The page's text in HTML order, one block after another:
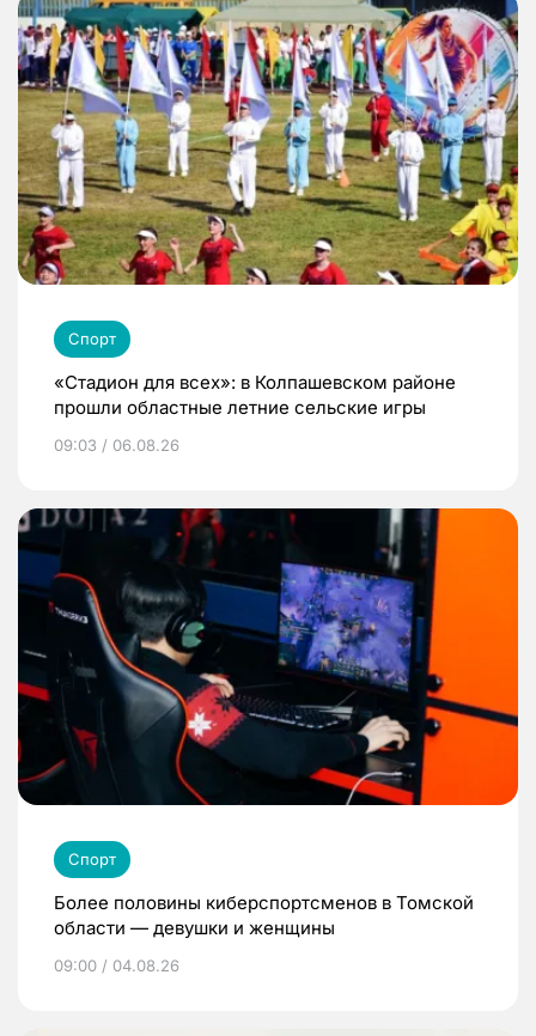
Спорт
«Стадион для всех»: в Колпашевском районе
прошли областные летние сельские игры
09:03 / 06.08.26
Спорт
Более половины киберспортсменов в Томской
области — девушки и женщины
09:00 / 04.08.26